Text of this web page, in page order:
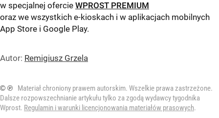
w specjalnej ofercie WPROST PREMIUM
oraz we wszystkich e-kioskach i w aplikacjach mobilnych
App Store i Google Play.
Autor: Remigiusz Grzela
© ℗
Materiał chroniony prawem autorskim. Wszelkie prawa zastrzeżone.
Dalsze rozpowszechnianie artykułu tylko za zgodą wydawcy tygodnika
Wprost. Regulamin i warunki licencjonowania materiałów prasowych.